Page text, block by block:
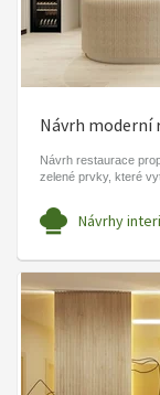
Návrh moderní
Návrh restaurace
zelené prvky, které
Návrhy